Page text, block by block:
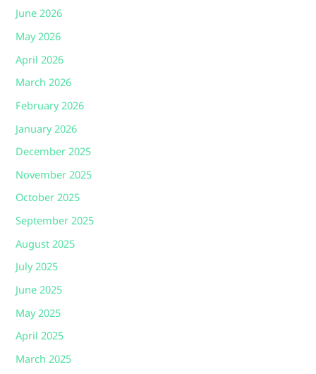
June 2026
May 2026
April 2026
March 2026
February 2026
January 2026
December 2025
November 2025
October 2025
September 2025
August 2025
July 2025
June 2025
May 2025
April 2025
March 2025